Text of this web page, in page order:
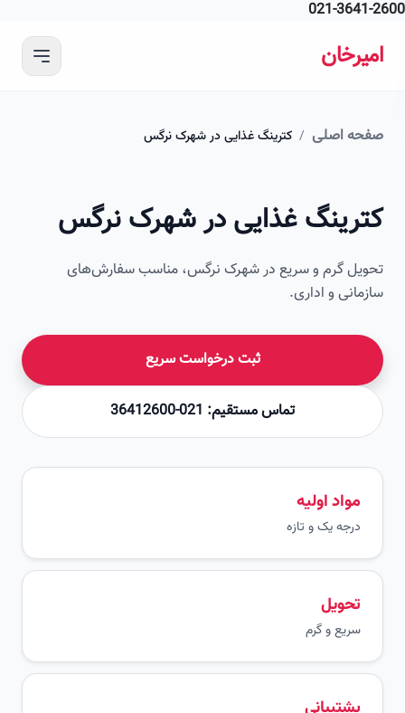
021-
اصلی / کترینگ غذایی در شهرک نرگس
غذایی در شهرک نرگس
گرم و سریع در شهرک نرگس، مناسب سفارش‌های
و اداری.
ثبت درخواست سریع
تماس مستقیم: 021-36412600
مواد اولیه
درجه یک و تازه
سریع و گرم
تصویر این صفحه به زودی اضافه می‌شود